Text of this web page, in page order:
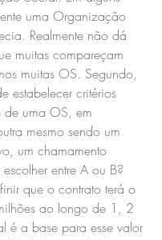
uma Organização
Realmente não dá
muitas compareçam
muitas OS. Segundo,
estabelecer critérios
de uma OS, em
mesmo sendo um
um chamamento
entre A ou B?
que o contrato terá o
ao longo de 1, 2
é a base para esse valor